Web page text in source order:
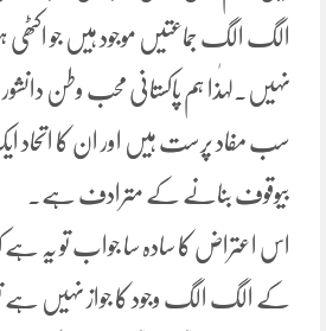
الگ الگ جماعتیں موجود ہیں جو اکٹھی
نہیں۔لہٰذا ہم پاکستانی محب وطن
سب مفاد پرست ہیں اور ان کا اتحاد ایک
بیوقوف بنانے کے مترادف ہے۔
اس اعتراض کا سادہ سا جواب تو یہ ہے
کے الگ الگ وجود کا جواز نہیں ہے